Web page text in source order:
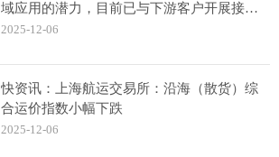
域应用的潜力，目前已与下游客户开展接洽
与合作-观察
2025-12-06
快资讯：上海航运交易所：沿海（散货）综
合运价指数小幅下跌
2025-12-06